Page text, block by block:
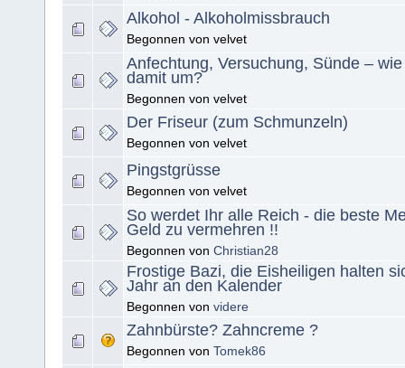
Alkohol - Alkoholmissbrauch
Begonnen von velvet
Anfechtung, Versuchung, Sünde –
damit um?
Begonnen von velvet
Der Friseur (zum Schmunzeln)
Begonnen von velvet
Pingstgrüsse
Begonnen von velvet
So werdet Ihr alle Reich - die beste
Geld zu vermehren !!
Begonnen von Christian28
Frostige Bazi, die Eisheiligen halten
Jahr an den Kalender
Begonnen von videre
Zahnbürste? Zahncreme ?
Begonnen von Tomek86